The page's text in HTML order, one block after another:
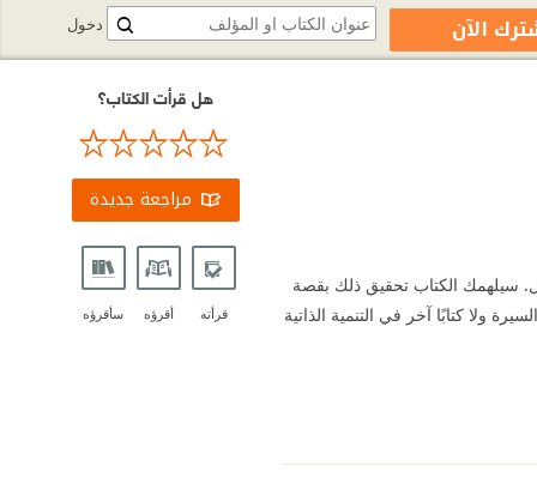
سيلهمك الكتاب تحقيق ذلك بقصة
ولا كتابًا آخر في التنمية الذاتية
هل قرأت الكتاب؟
مراجعة جديدة
قرأته أقرؤه سأقرؤه
دخول الآن